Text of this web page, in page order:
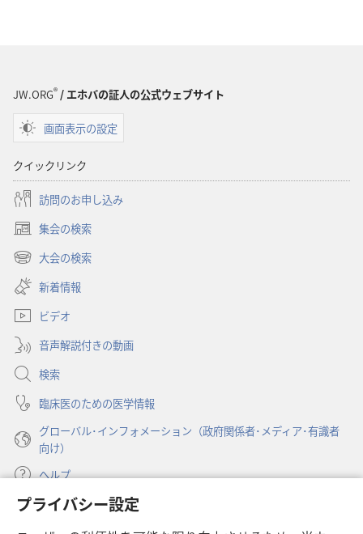
プライバシー設定
JW.ORG®/ エホバの証人の公式ウェブサイト
画面表示の設定
クイックリンク
訪問のお申し込み
集会の検索
（新
し
タ
で
開
く）
大会の検索
（新
し
い
タ
ブ
で
開
く）
新着情報
ビデオ
音声解説付きの動画
検索
臨床医のための医学情報
グローバル･インフォメーション（政府関係者･メディア･有識者
向け）
ヘルプ
寄付